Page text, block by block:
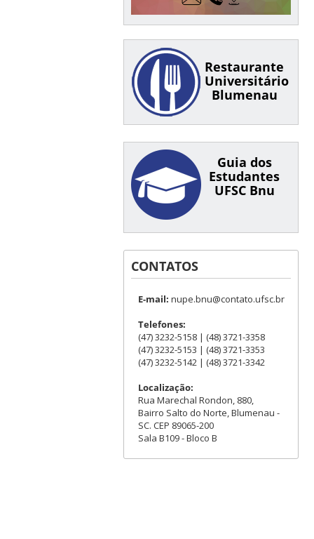
Restaurante
Universitário
Blumenau
Guia dos
Estudantes
UFSC Bnu
CONTATOS
E-mail: nupe.bnu@contato.ufsc.br
Telefones:
(47) 3232-5158 | (48) 3721-3358
(47) 3232-5153 | (48) 3721-3353
(47) 3232-5142 | (48) 3721-3342
Localização:
Rua Marechal Rondon, 880,
Bairro Salto do Norte, Blumenau -
SC. CEP 89065-200
Sala B109 - Bloco B